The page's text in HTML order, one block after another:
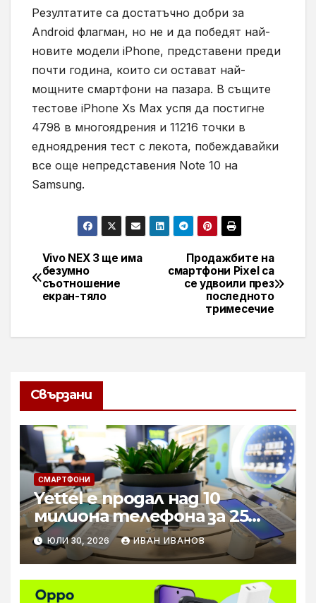
Резултатите са достатъчно добри за
Android флагман, но не и да победят най-
новите модели iPhone, представени преди
почти година, които си остават най-
мощните смартфони на пазара. В същите
тестове iPhone Xs Max успя да постигне
4798 в многоядрения и 11216 точки в
едноядрения тест с лекота, побеждавайки
все още непредставения Note 10 на
Samsung.
Навигация
Продажбите на
смартфони Pixel са
се удвоили през
последното
тримесечие
Vivo NEX 3 ще има
безумно
съотношение
екран-тяло
Свързани
СМАРТФОНИ
Yettel е продал над 10
милиона телефона за 25
години
ЮЛИ 30, 2026 ИВАН ИВАНОВ